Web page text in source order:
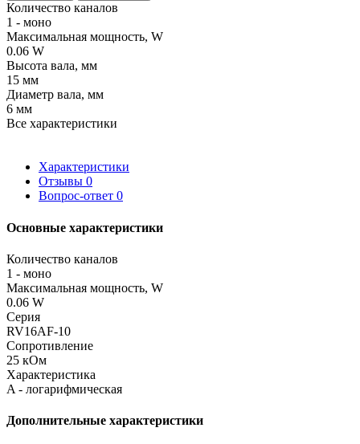
Количество каналов
1 - моно
Максимальная мощность, W
0.06 W
Высота вала, мм
15 мм
Диаметр вала, мм
6 мм
Все характеристики
Характеристики
Отзывы 0
Вопрос-ответ 0
Основные характеристики
Количество каналов
1 - моно
Максимальная мощность, W
0.06 W
Серия
RV16AF-10
Сопротивление
25 кОм
Характеристика
A - логарифмическая
Дополнительные характеристики